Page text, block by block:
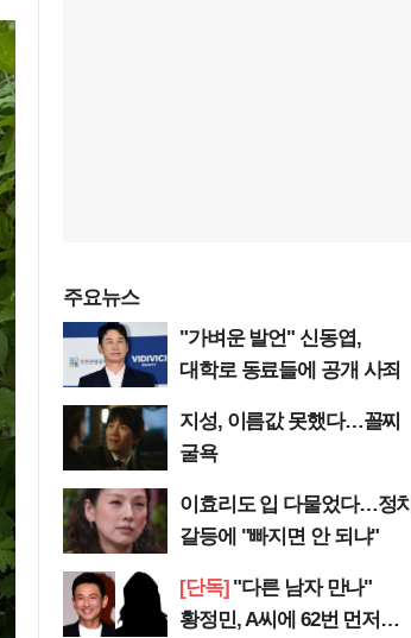
주요뉴스
"가벼운 발언" 신동엽,
대학로 동료들에 공개 사죄
지성, 이름값 못했다…꼴찌
굴욕
이효리도 입 다물었다…정치
갈등에 "빠지면 안 되냐"
[단독]"다른 남자 만나"
황정민, A씨에 62번 먼저